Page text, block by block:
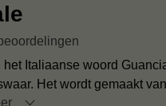
het Italiaanse woord
Het wordt gemaakt